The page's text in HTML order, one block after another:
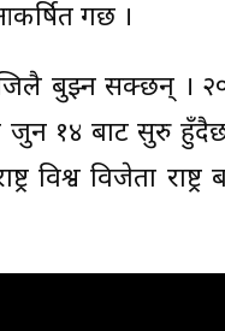
गर्छ ।
बुझ्न सक्छन् ।
१४ बाट सुरु
विश्व विजेता